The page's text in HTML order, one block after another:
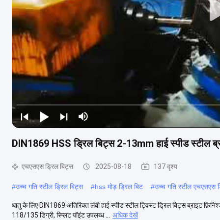
DIN1869 HSS ड्रिल बिट्स 2-13mm हाई स्पीड स्टील
एचएसएस ड्रिल बिट्स 2025-08-18 137 दृश्य
#उच्च गति स्टील ड्रिल बिट्स #hss मोड़ ड्रिल बिट #उच्च गति स्टील एचएसएस
धातु के लिए DIN1869 अतिरिक्त लंबी हाई स्पीड स्टील ट्विस्ट ड्रिल बिट्स ब्राइट
118/135 डिग्री, स्प्लिट पॉइंट उपलब्ध ...
अधिक देखें